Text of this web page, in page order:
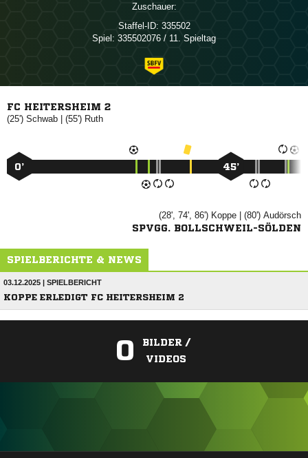
Zuschauer:
Staffel-ID: 335502
Spiel: 335502076 / 11. Spieltag
FC HEITERSHEIM 2
(25')  | (55') 
0’ 45’
(28', 74', 86')  | (80') 
SPVGG. BOLLSCHWEIL-SÖLDEN
SPIELBERICHTE & NEWS
03.12.2025 | SPIELBERICHT
KOPPE ERLEDIGT FC HEITERSHEIM 2
0
BILDER /
VIDEOS